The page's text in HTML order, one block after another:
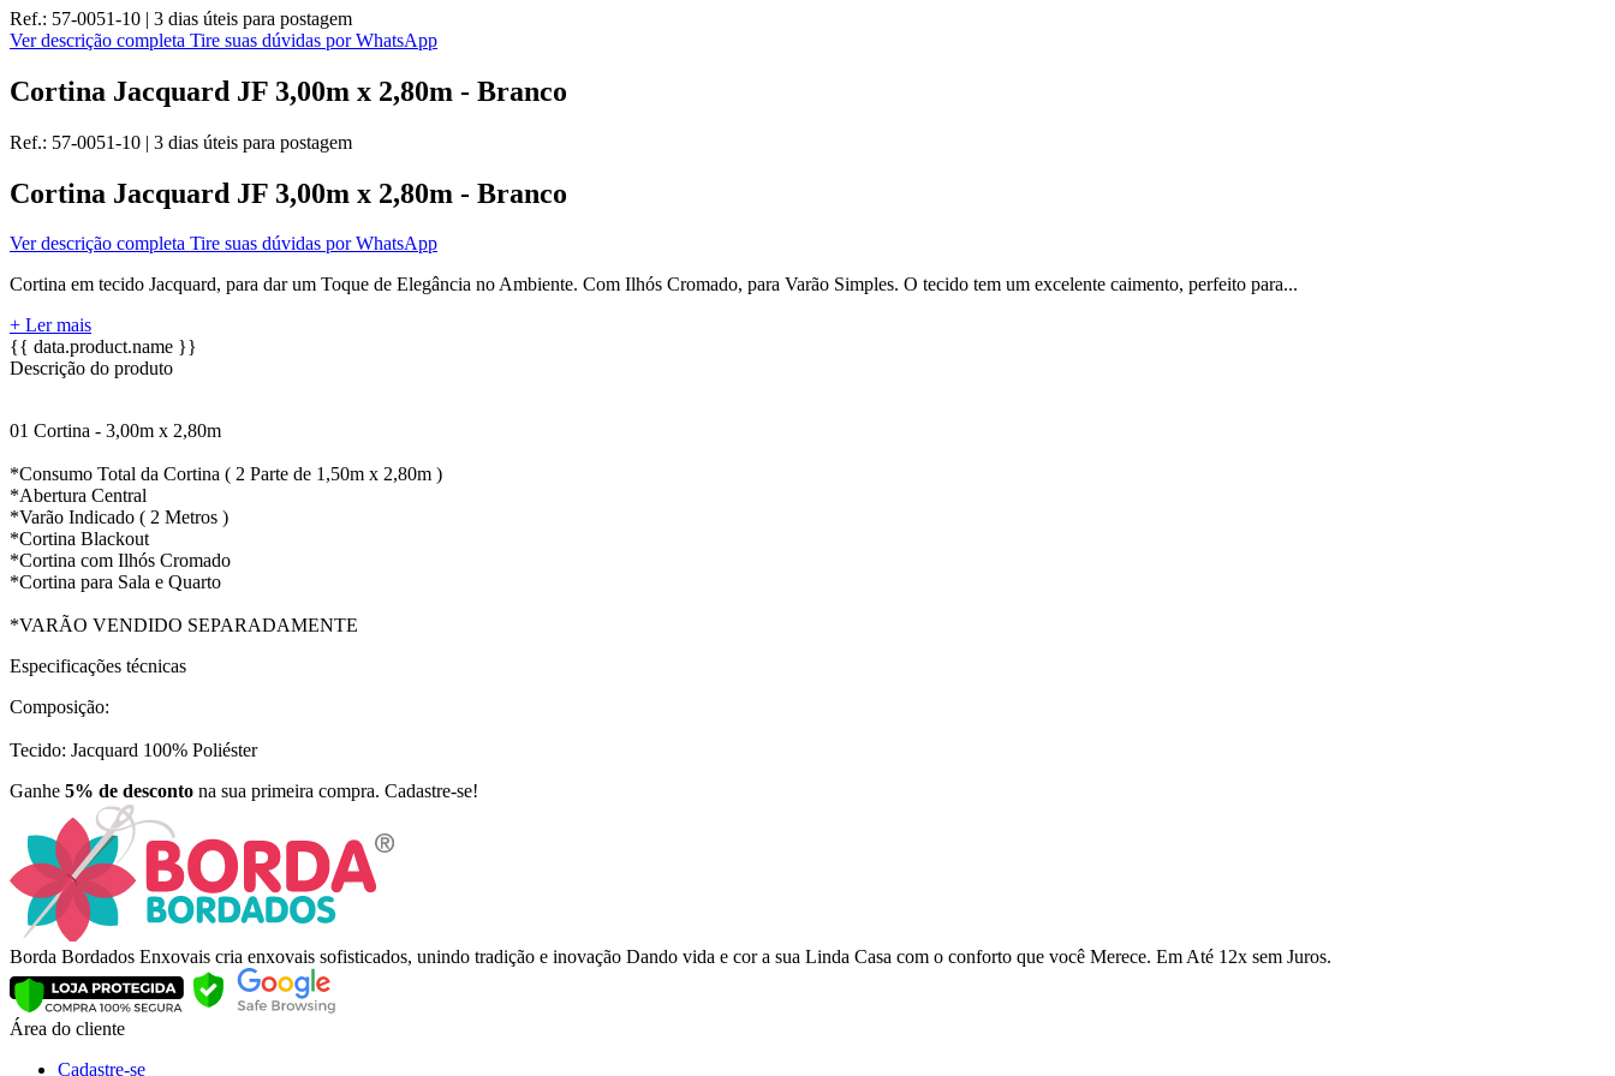
Ref.: 57-0051-10 | 3 dias úteis para postagem
Ver descrição completa Tire suas dúvidas por WhatsApp
Cortina Jacquard JF 3,00m x 2,80m - Branco
Ref.: 57-0051-10 | 3 dias úteis para postagem
Cortina Jacquard JF 3,00m x 2,80m - Branco
Ver descrição completa Tire suas dúvidas por WhatsApp
Cortina em tecido Jacquard, para dar um Toque de Elegância no Ambiente. Com Ilhós Cromado, para Varão Simples. O tecido tem um excelente caimento, perfeito para...
+ Ler mais
{{ data.product.name }}
Descrição do produto
01 Cortina - 3,00m x 2,80m
*Consumo Total da Cortina ( 2 Parte de 1,50m x 2,80m )
*Abertura Central
*Varão Indicado ( 2 Metros )
*Cortina Blackout
*Cortina com Ilhós Cromado
*Cortina para Sala e Quarto
*VARÃO VENDIDO SEPARADAMENTE
Especificações técnicas
Composição:
Tecido: Jacquard 100% Poliéster
Ganhe 5% de desconto na sua primeira compra. Cadastre-se!
Borda Bordados Enxovais cria enxovais sofisticados, unindo tradição e inovação Dando vida e cor a sua Linda Casa com o conforto que você Merece. Em Até 12x sem Juros.
Área do cliente
Cadastre-se